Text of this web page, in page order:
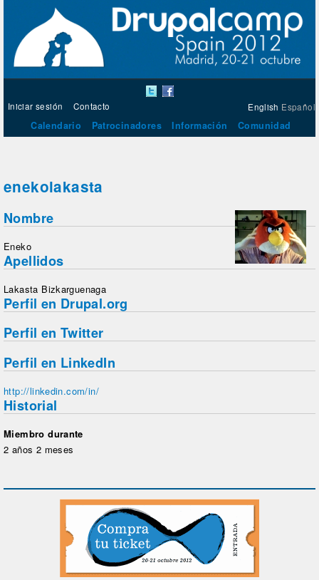
English Español
Iniciar sesión Contacto
Calendario Patrocinadores Información Comunidad
enekolakasta
Nombre
Eneko
Apellidos
Lakasta Bizkarguenaga
Perfil en Drupal.org
Perfil en Twitter
Perfil en LinkedIn
http://linkedin.com/in/
Historial
Miembro durante
2 años 2 meses